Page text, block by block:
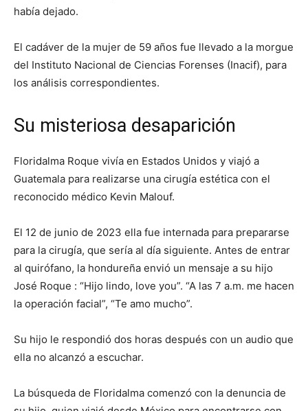
había dejado.
El cadáver de la mujer de 59 años fue llevado a la morgue
del Instituto Nacional de Ciencias Forenses (Inacif), para
los análisis correspondientes.
Su misteriosa desaparición
Floridalma Roque vivía en Estados Unidos y viajó a
Guatemala para realizarse una cirugía estética con el
reconocido médico Kevin Malouf.
El 12 de junio de 2023 ella fue internada para prepararse
para la cirugía, que sería al día siguiente. Antes de entrar
al quirófano, la hondureña envió un mensaje a su hijo
José Roque : “Hijo lindo, love you”. “A las 7 a.m. me hacen
la operación facial”, “Te amo mucho”.
Su hijo le respondió dos horas después con un audio que
ella no alcanzó a escuchar.
La búsqueda de Floridalma comenzó con la denuncia de